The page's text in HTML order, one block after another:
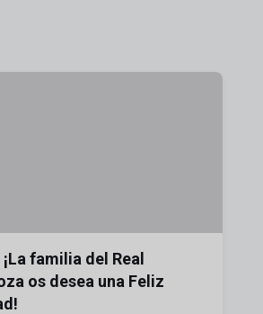
familia del Real
os desea una Feliz